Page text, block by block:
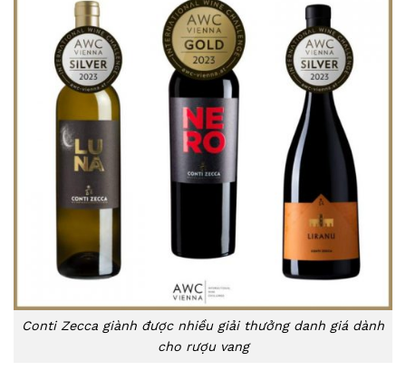
Conti Zecca giành được nhiều giải thưởng danh giá dành
cho rượu vang